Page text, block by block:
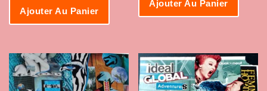
Ajouter Au Panier
Ajouter Au Panier